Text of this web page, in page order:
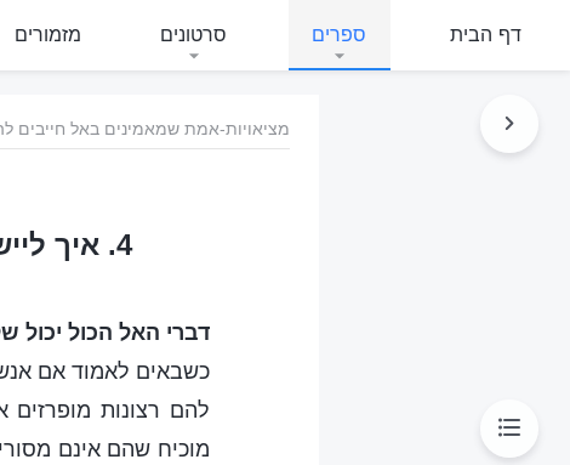
דף הבית ספרים סרטונים מזמורים
מציאויות-אמת שמאמינים באל חייבים
4. איך ליישב את הבעיה של העלאת דרישות תמידיות מהאל
דברי האל הכול יכול
כשבאים לאמוד אם
להם רצונות
מוכיח שהם אינם